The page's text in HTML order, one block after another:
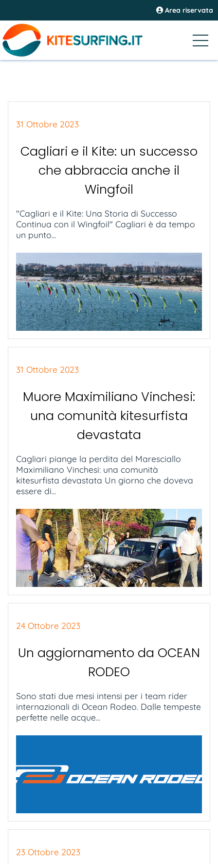
Area riservata
31 Ottobre 2023
Cagliari e il Kite: un successo
che abbraccia anche il
Wingfoil
"Cagliari e il Kite: Una Storia di Successo
Continua con il Wingfoil" Cagliari è da tempo
un punto...
31 Ottobre 2023
Muore Maximiliano Vinchesi:
una comunità kitesurfista
devastata
Cagliari piange la perdita del Maresciallo
Maximiliano Vinchesi: una comunità
kitesurfista devastata Un giorno che doveva
essere di...
24 Ottobre 2023
Un aggiornamento da OCEAN
RODEO
Sono stati due mesi intensi per i team rider
internazionali di Ocean Rodeo. Dalle tempeste
perfette nelle acque...
23 Ottobre 2023